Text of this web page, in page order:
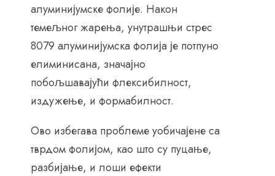
алуминијумске фолије. Након
темељног жарења, унутрашњи стрес
8079 алуминијумска фолија је потпуно
елиминисана, значајно
побољшавајући флексибилност,
издужење, и формабилност.
Ово избегава проблеме уобичајене са
тврдом фолијом, као што су пуцање,
разбијање, и лоши ефекти